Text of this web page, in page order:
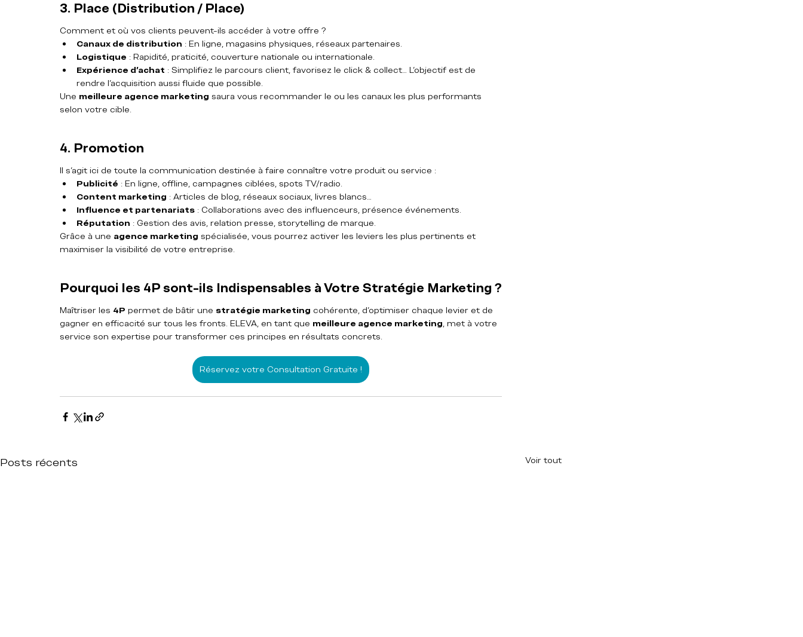
3. Place (Distribution / Place)
Comment et où vos clients peuvent-ils accéder à votre offre ?
Canaux de distribution : En ligne, magasins physiques, réseaux partenaires.
Logistique : Rapidité, praticité, couverture nationale ou internationale.
Expérience d’achat : Simplifiez le parcours client, favorisez le click & collect… L’objectif est de
rendre l’acquisition aussi fluide que possible.
Une meilleure agence marketing saura vous recommander le ou les canaux les plus performants
selon votre cible.
4. Promotion
Il s’agit ici de toute la communication destinée à faire connaître votre produit ou service :
Publicité : En ligne, offline, campagnes ciblées, spots TV/radio.
Content marketing : Articles de blog, réseaux sociaux, livres blancs…
Influence et partenariats : Collaborations avec des influenceurs, présence événements.
Réputation : Gestion des avis, relation presse, storytelling de marque.
Grâce à une agence marketing spécialisée, vous pourrez activer les leviers les plus pertinents et
maximiser la visibilité de votre entreprise.
Pourquoi les 4P sont-ils Indispensables à Votre Stratégie Marketing ?
Maîtriser les 4P permet de bâtir une stratégie marketing cohérente, d’optimiser chaque levier et de
gagner en efficacité sur tous les fronts. ELEVA, en tant que meilleure agence marketing, met à votre
service son expertise pour transformer ces principes en résultats concrets.
Réservez votre Consultation Gratuite !
Posts récents Voir tout